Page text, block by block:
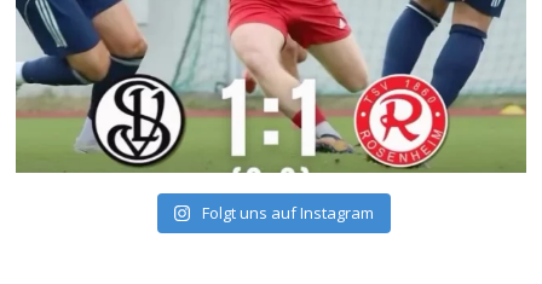
Folgt uns auf Instagram